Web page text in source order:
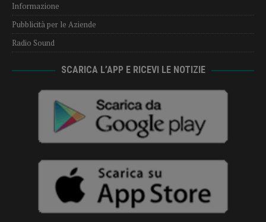
Informazione
Pubblicità per le Aziende
Radio Sound
SCARICA L’APP E RICEVI LE NOTIZIE